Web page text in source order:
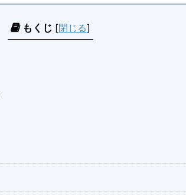
もくじ [閉じる]